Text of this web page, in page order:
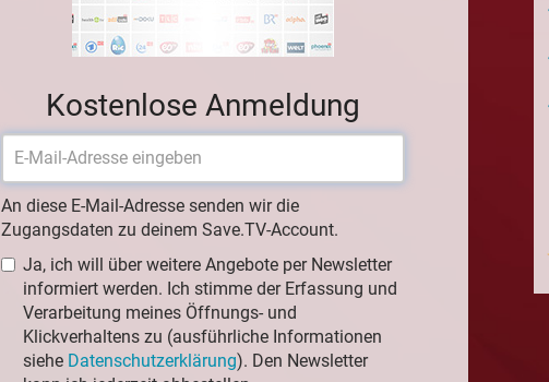
Kostenlose Anmeldung
An diese E-Mail-Adresse senden wir die
Zugangsdaten zu deinem Save.TV-Account.
Ja, ich will über weitere Angebote per Newsletter
informiert werden. Ich stimme der Erfassung und
Verarbeitung meines Öffnungs- und
Klickverhaltens zu (ausführliche Informationen
siehe Datenschutzerklärung). Den Newsletter